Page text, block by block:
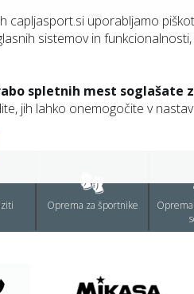
041 212 340
Oprema za športnike
capljasport.si uporabljamo
sistemov in
spletnih mest soglašate
jih lahko onemogočite v